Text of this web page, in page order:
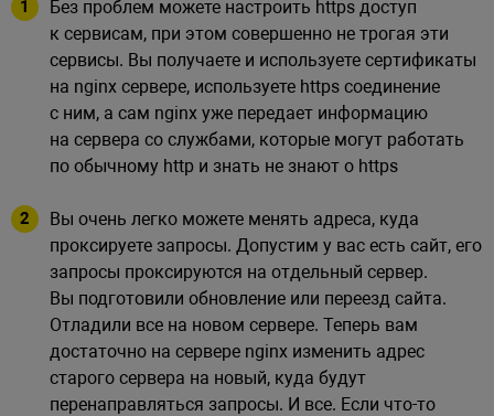
Без проблем можете настроить https доступ
к сервисам, при этом совершенно не трогая эти
сервисы. Вы получаете и используете сертификаты
на nginx сервере, используете https соединение
с ним, а сам nginx уже передает информацию
на сервера со службами, которые могут работать
по обычному http и знать не знают о https
Вы очень легко можете менять адреса, куда
проксируете запросы. Допустим у вас есть сайт, его
запросы проксируются на отдельный сервер.
Вы подготовили обновление или переезд сайта.
Отладили все на новом сервере. Теперь вам
достаточно на сервере nginx изменить адрес
старого сервера на новый, куда будут
перенаправляться запросы. И все. Если что-то